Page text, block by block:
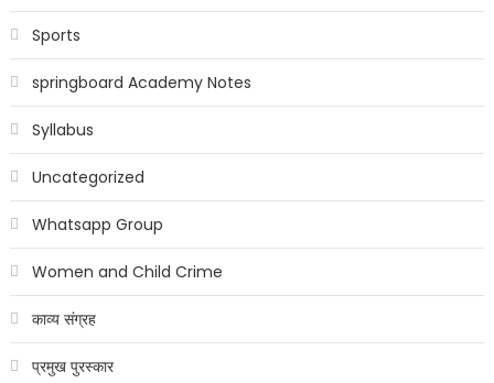
Sports
springboard Academy Notes
Syllabus
Uncategorized
Whatsapp Group
Women and Child Crime
काव्य संग्रह
प्रमुख पुरस्कार